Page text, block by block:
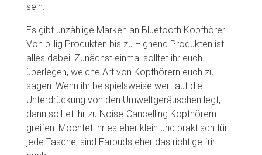
sein.
Es gibt unzählige Marken an Bluetooth Kopfhörer.
Von billig Produkten bis zu Highend Produkten ist
alles dabei. Zunächst einmal solltet ihr euch
überlegen, welche Art von Kopfhörern euch zu
sagen. Wenn ihr beispielsweise wert auf die
Unterdrückung von den Umweltgeräuschen legt,
dann solltet ihr zu Noise-Cancelling Kopfhörern
greifen. Möchtet ihr es eher klein und praktisch für
jede Tasche, sind Earbuds eher das richtige für